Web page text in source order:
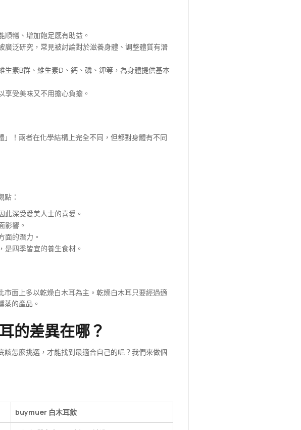
順暢、增加飽足感有助益。
泛研究，常見被討論對於滋養身體、調整體質有潛
素B群、維生素D、鈣、磷、鉀等，為身體提供基本
受美味又不用擔心負擔。
！兩者在化學結構上完全不同，但都對身體有不同
：
此深受愛美人士的喜愛。
影響。
面的潛力。
四季皆宜的養生食材。
面上多以乾燥白木耳為主。乾燥白木耳只要經過適
蒸的產品。
的差異在哪？
怎麼挑選，才能找到最適合自己的呢？我們來做個
buymuer 白木耳飲